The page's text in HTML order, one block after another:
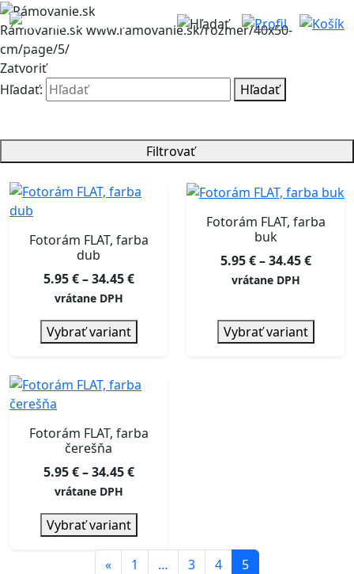
Rámovanie.skwww.ramovanie.sk/rozmer/40x50-
cm/page/5/
Zatvoriť
Hľadať:
Hľadať
Filtrovať
Fotorám FLAT, farba
dub
5.95€ – 34.45€Price
5.95 €
vrátane DPH
Vybrať variant
Fotorám FLAT, farba
buk
5.95€ – 34.45€Price
vrátane DPH
Vybrať variant
Fotorám FLAT, farba
čerešňa
5.95€ – 34.45€Price
5.95 €
34.45 €
vrátane DPH
Vybrať variant
« 1 … 3 4 5